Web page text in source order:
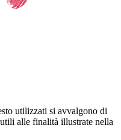
utilizzati si avvalgono di
alle finalità illustrate nella